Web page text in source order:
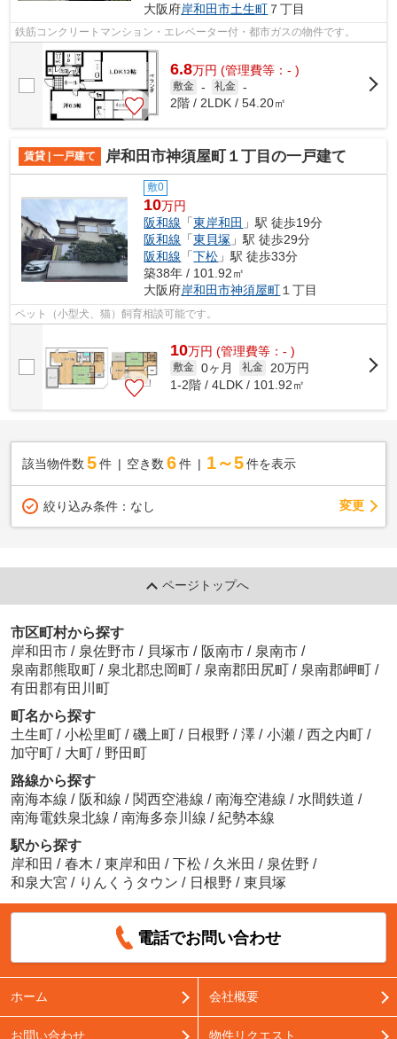
大阪府岸和田市土生町 ７丁目
鉄筋コンクリートマンション・エレベーター付・都市ガスの物件です。
6.8万円 (管理費等：- )
敷金 - 礼金 -
2階 / 2LDK / 54.20㎡
賃貸 | 一戸建て 岸和田市神須屋町１丁目の一戸建て
敷0
10万円
阪和線 「東岸和田 」駅 徒歩19分
阪和線 「東貝塚 」駅 徒歩29分
阪和線 「下松 」駅 徒歩33分
築38年 / 101.92㎡
大阪府岸和田市神須屋町１丁目
ペット（小型犬、猫）飼育相談可能です。
10万円 (管理費等：- )
敷金 0ヶ月 礼金
20万円
1-2階 / 4LDK / 101.92㎡
該当物件数 5件 空き数 6 件 1～5 件を表示
絞り込み条件： なし 変更
ページトップへ
市区町村から探す
岸和田市 / 泉佐野市 / 貝塚市 / 阪南市 / 泉南市 /
泉南郡熊取町 / 泉北郡忠岡町 / 泉南郡田尻町 / 泉南郡岬町 /
有田郡有田川町
町名から探す
土生町 / 小松里町 / 磯上町 / 日根野 / 澤 / 小瀬 / 西之内町 /
加守町 / 大町 / 野田町
路線から探す
南海本線 / 阪和線 / 関西空港線 / 南海空港線 / 水間鉄道 /
南海電鉄泉北線 / 南海多奈川線 / 紀勢本線
駅から探す
岸和田 / 春木 / 東岸和田 / 下松 / 久米田 / 泉佐野 /
和泉大宮 / りんくうタウン / 日根野 / 東貝塚
電話でお問い合わせ
ホーム 会社概要
お問い合わせ 物件リクエスト